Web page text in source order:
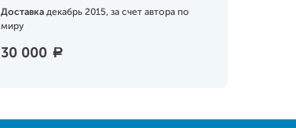
Доставка декабрь 2015, за счет автора по
миру
30 000 a